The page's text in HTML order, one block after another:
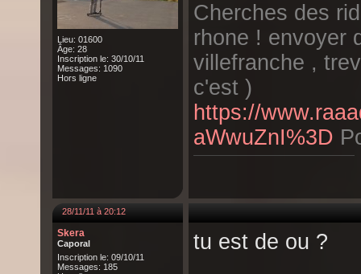
Lieu: 01600
Âge: 28
Inscription le: 30/10/11
Messages: 1090
Hors ligne
Cherches des
rhone ! envoyer
villefranche ,
c'est )
https://
aWwuZnI%3D
28/11/11 à 20:12
Skera
Caporal
Inscription le: 09/10/11
Messages: 185
tu est de ou ?